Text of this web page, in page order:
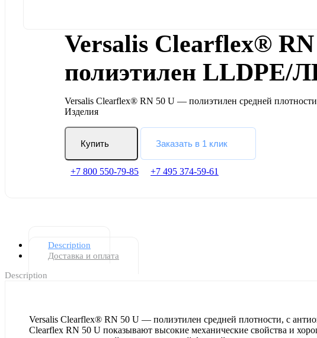
Versalis Clearflex®
полиэтилен
Versalis Clearflex® RN 50 U — полиэтилен средней
Изделия
Купить Заказать в 1 клик
+7 800 550-79-85 +7 495 374-59-61
Description
Доставка и оплата
Description
Versalis Clearflex® RN 50 U — полиэтилен средней плотности, с
Clearflex RN 50 U показывают высокие механические свойства и